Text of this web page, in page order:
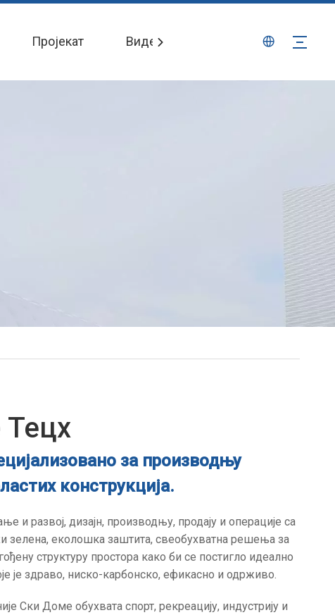
Пројекат Видеос Контакт
за производњу
конструкција.
и развој, дизајн, производњу, продају и операције са
еколошка заштита, свеобухватна решења за
структуру простора како би се постигло идеално
је здраво, ниско-карбонско, ефикасно и одрживо.
Ски Доме обухвата спорт, рекреацију, индустрију и